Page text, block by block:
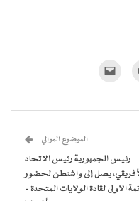
للطباعة
جديدة) الإلكتروني
جديدة)
الموضوع الموالي
رئيس الجمهورية رئيس الاتحاد
يصل إلى واشنطن لحضور
الاولى لقادة الولايات المتحدة –